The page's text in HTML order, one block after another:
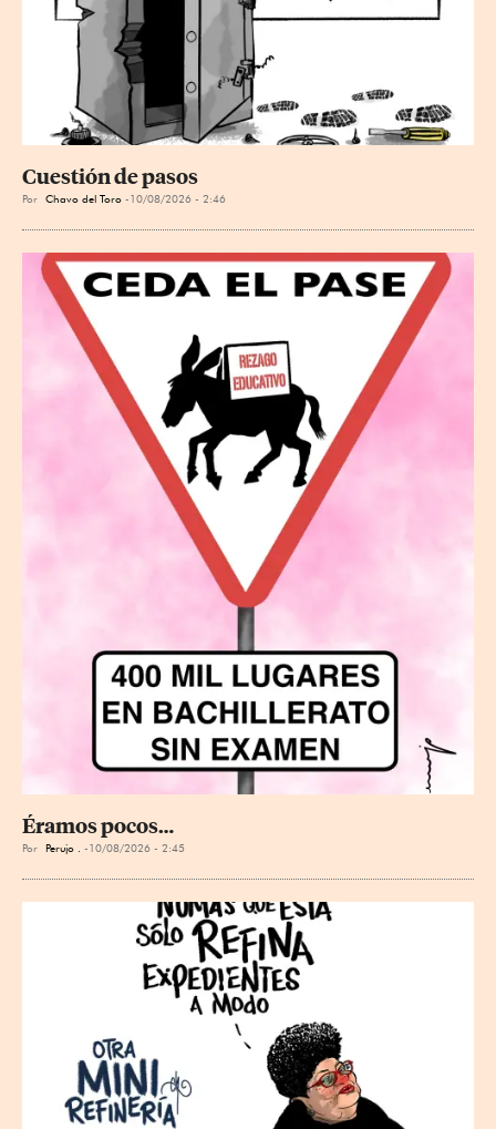
Cuestión de pasos
Por Chavo del Toro 10/08/2026 - 2:46
Éramos pocos…
Por Perujo . 10/08/2026 - 2:45